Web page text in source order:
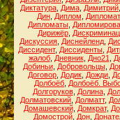
Диктатура Дима Димитрий
Дин, Диплом
Дипломаты
Дирижёр,
Дискуссия Диснейленд
Диссидент, Диссиденты
жалоб, Дневник, Дно21
Добиньи, Добровольцы,
Договор Додик Дожди
Долбоёб Долбоёб.
Долгоруков, Долина,
Долматовский Долматт,
Домашевский, Домкрат,
Домострой Дон